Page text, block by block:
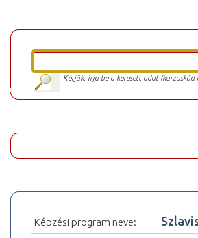
Kérjük, írja be a keresett adat
Képzési program neve: